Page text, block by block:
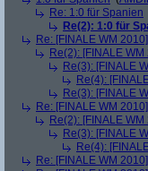
Re: 1:0 für Spanien
Re(2): 1:0 für
Re: [FINALE WM
Re(2): [FINALE
Re(3): [FINALE
Re(4):
Re(3): [FINALE
Re: [FINALE WM
Re(2): [FINALE
Re(3): [FINALE
Re(4):
Re: [FINALE WM